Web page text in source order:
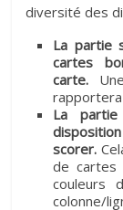
diversité des
La partie
cartes
carte.
La
scorer.
de
couleurs
colonne/